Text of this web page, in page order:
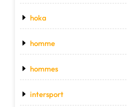
hoka
homme
hommes
intersport